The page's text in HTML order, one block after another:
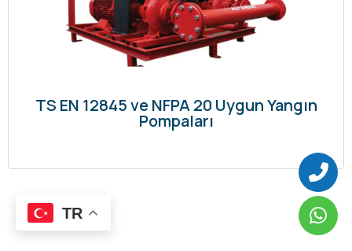
TS EN 12845 ve NFPA 20 Uygun Yangın
Pompaları
TR